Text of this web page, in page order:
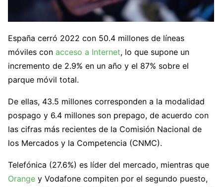
España cerró 2022 con 50.4 millones de líneas
móviles con acceso a Internet, lo que supone un
incremento de 2.9% en un año y el 87% sobre el
parque móvil total.
De ellas, 43.5 millones corresponden a la modalidad
pospago y 6.4 millones son prepago, de acuerdo con
las cifras más recientes de la Comisión Nacional de
los Mercados y la Competencia (CNMC).
Telefónica (27.6%) es líder del mercado, mientras que
Orange y Vodafone compiten por el segundo puesto,